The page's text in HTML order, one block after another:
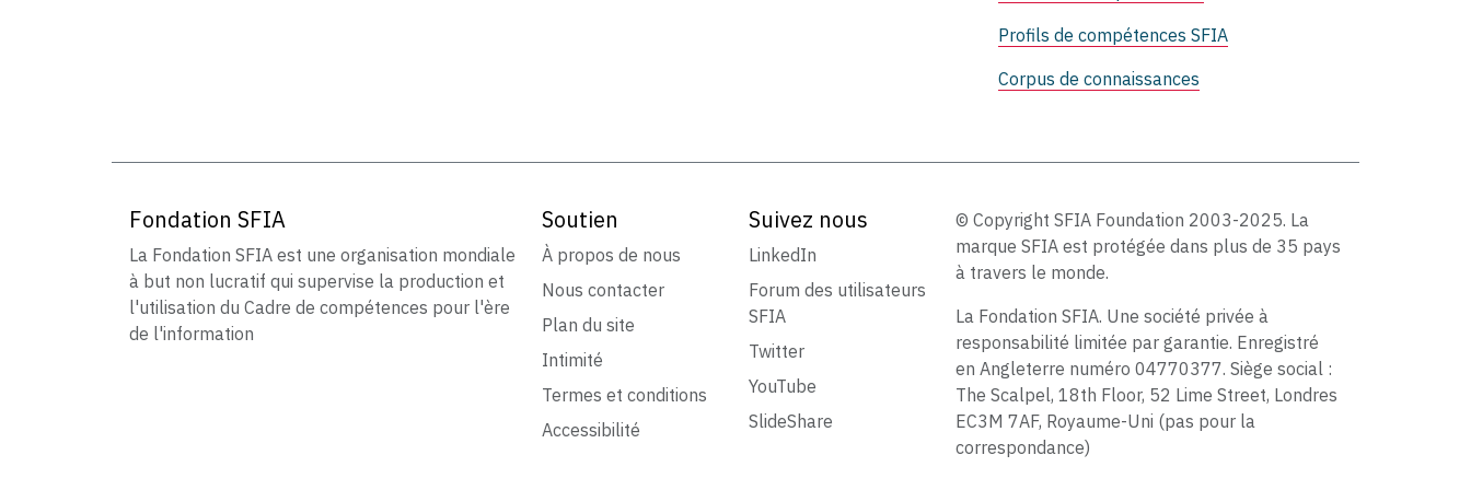
Profils de compétences SFIA
Corpus de connaissances
Fondation SFIA
La Fondation SFIA est une organisation mondiale
à but non lucratif qui supervise la production et
l'utilisation du Cadre de compétences pour l'ère
de l'information
Soutien
À propos de nous
Nous contacter
Plan du site
Intimité
Termes et conditions
Accessibilité
Suivez nous
LinkedIn
Forum des utilisateurs
SFIA
Twitter
YouTube
SlideShare
© Copyright SFIA Foundation 2003-2025. La
marque SFIA est protégée dans plus de 35 pays
à travers le monde.
La Fondation SFIA. Une société privée à
responsabilité limitée par garantie. Enregistré
en Angleterre numéro 04770377. Siège social :
The Scalpel, 18th Floor, 52 Lime Street, Londres
EC3M 7AF, Royaume-Uni (pas pour la
correspondance)